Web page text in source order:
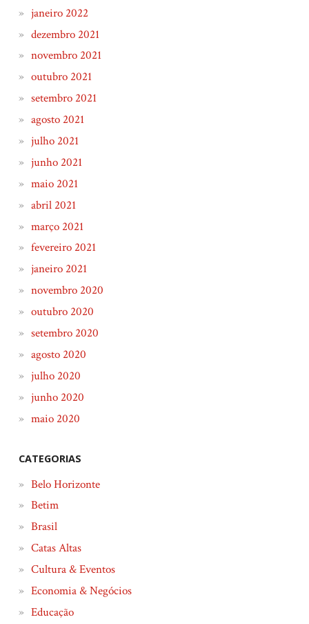
janeiro 2022
dezembro 2021
novembro 2021
outubro 2021
setembro 2021
agosto 2021
julho 2021
junho 2021
maio 2021
abril 2021
março 2021
fevereiro 2021
janeiro 2021
novembro 2020
outubro 2020
setembro 2020
agosto 2020
julho 2020
junho 2020
maio 2020
CATEGORIAS
Belo Horizonte
Betim
Brasil
Catas Altas
Cultura & Eventos
Economia & Negócios
Educação